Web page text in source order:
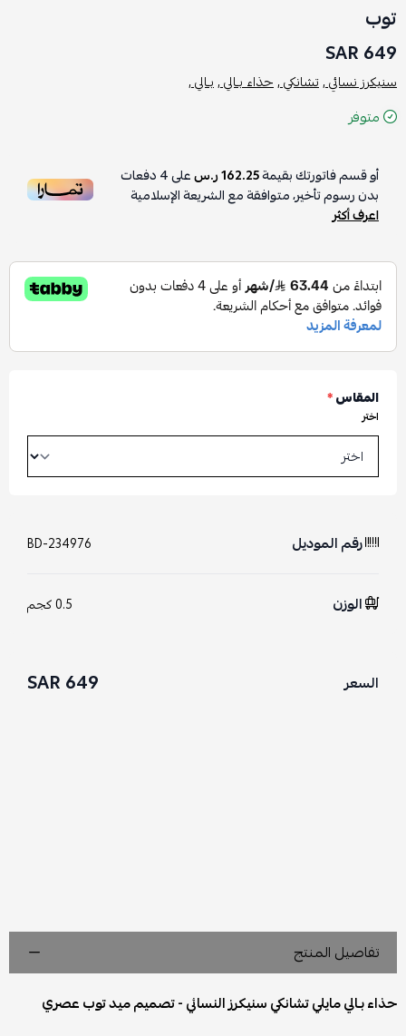
توب
649 SAR
سنيكرز نسائي ,تشانكي ,حذاء بـالي ,بـالي ,
متوفر
أو قسم فاتورتك بقيمة162.25 ر.س على4دفعات
بدون رسوم تأخير، متوافقة مع الشريعة الإسلامية
اعرف أكثر
المقاس*
اختر
رقم الموديل BD-234976
الوزن 0.5 كجم
السعر 649 SAR
تفاصيل المنتج
حذاء بـالي مايلي تشانكي سنيكرز النسائي - تصميم ميد توب عصري